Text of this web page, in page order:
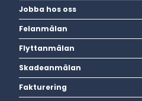
Jobba hos oss
Felanmälan
Flyttanmälan
Skadeanmälan
Fakturering